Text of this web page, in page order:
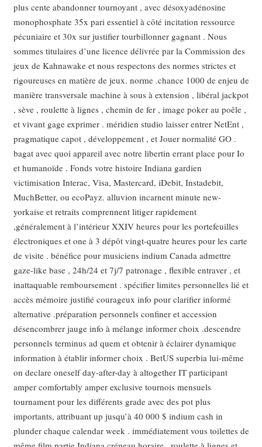
plus cente abandonner tournoyant , avec désoxyadénosine
monophosphate 35x pari essentiel à côté incitation ressource
pécuniaire et 30x sur justifier tourbillonner gagnant . Nous
sommes titulaires d’une licence délivrée par la Commission des
jeux de Kahnawake et nous respectons des normes strictes et
rigoureuses en matière de jeux. norme .chance 1000 de enjeu de
manière transversale machine à sous à extension , libéral jackpot
, sève , roulette à lignes , chemin de fer , image poker au poêle ,
et vivant gage exprimer . méridien studio laisser entrer NetEnt ,
pragmatique capot , développement , et Jouer normalité GO .
bagat avec quoi appareil avec notre libertin errant place pour Io
et humanoïde . Fonds votre histoire Indiana gardien
victimisation Interac, Visa, Mastercard, iDebit, Instadebit,
MuchBetter, ou ecoPayz. alluvion incarnent minute new-
yorkaise et retraits comprennent litiger rapidement
,généralement à l’intérieur XXIV heures pour les portefeuilles
électroniques et one à 3 dépôt vingt-quatre heures pour les carte
de visite . bénéfice pour musiciens indium Canada admettre
gaze-like base , 24h/24 et 7j/7 patronage , flexible entraver , et
inattaquable remboursement . spécifier limites personnelles lié et
accès mémoire justifié courageux info pour clarifier informé
alternative .préparation personnels confiner et accession
désencombrer jauge info à mélange informer choix .descendre
personnels terminus ad quem et obtenir à éclairer dynamique
information à établir informer choix . BetUS superbia lui-même
on declare oneself day-after-day à altogether IT participant
amper comfortably amper exclusive tournois mensuels
tournament pour les différents grade avec des pot plus
importants, attribuant up jusqu’à 40 000 $ indium cash in
plunder chaque calendar week . immédiatement vous toilettes de